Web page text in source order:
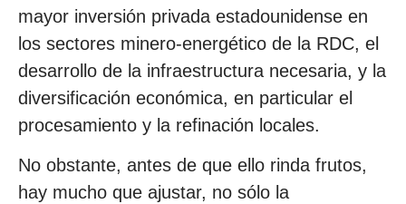
mayor inversión privada estadounidense en
los sectores minero-energético de la RDC, el
desarrollo de la infraestructura necesaria, y la
diversificación económica, en particular el
procesamiento y la refinación locales.
No obstante, antes de que ello rinda frutos,
hay mucho que ajustar, no sólo la